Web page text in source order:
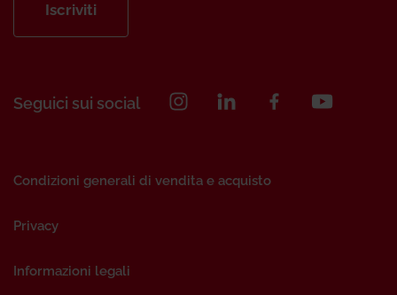
Iscriviti
Seguici sui social
Condizioni generali di vendita e acquisto
Privacy
Informazioni legali